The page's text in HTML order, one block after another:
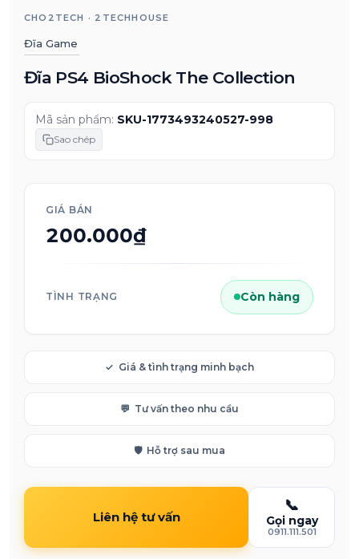
CHO2TECH · 2TECHHOUSE
Đĩa Game
Đĩa PS4 BioShock The Collection
Mã sản phẩm: SKU-1773493240527-998
Sao chép
GIÁ BÁN
200.000₫
TÌNH TRẠNG Còn hàng
✓ Giá & tình trạng minh bạch
💬 Tư vấn theo nhu cầu
🛡️ Hỗ trợ sau mua
Liên hệ tư vấn
📞
Gọi ngay
0911.111.501